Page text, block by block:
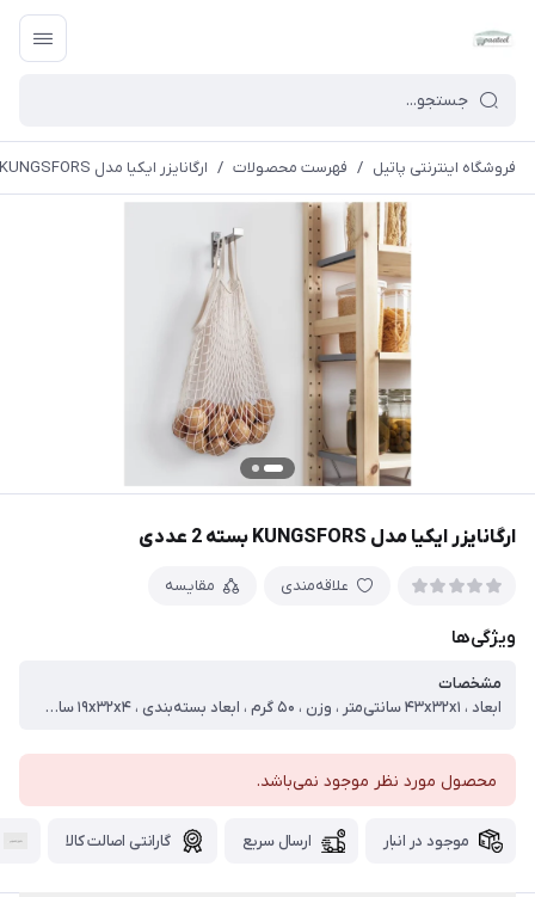
فروشگاه اینترنتی پاتیل / فهرست محصولات / ارگانایزر ایکیا مدل KUNGSFORS بسته 2 عددی
ارگانایزر ایکیا مدل KUNGSFORS بسته 2 عددی
علاقه‌مندی مقایسه
ویژگی‌ها
مشخصات
ابعاد ، ۴۳x۳۲x۱ سانتی‌متر ، وزن ، ۵۰ گرم ، ابعاد بسته‌بندی ، ۱۹x۳۲x۴ سانتی‌متر ، وزن بسته‌بندی ، ۱۱۰ گرم ، جنس ، بامبو
محصول مورد نظر موجود نمی‌باشد.
موجود در انبار ارسال سریع گارانتی اصالت کالا